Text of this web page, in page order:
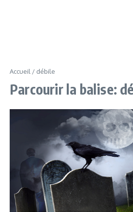
Accueil / débile
Parcourir la balise: